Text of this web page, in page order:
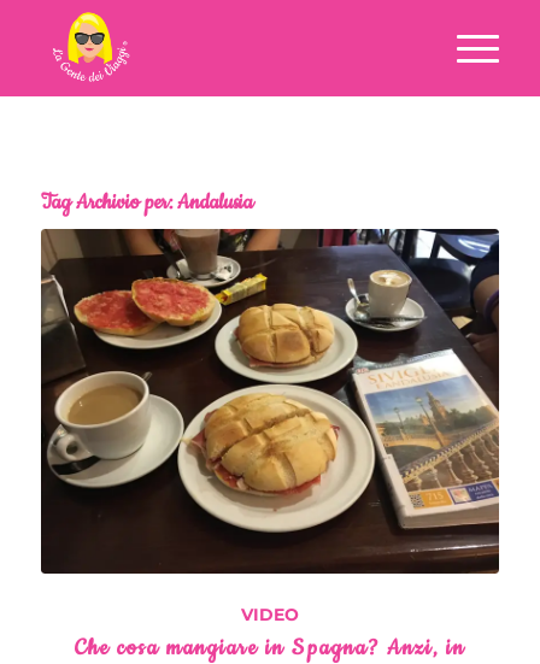
Tag Archivio per:Andalusia
VIDEO
Che cosa mangiare in Spagna? Anzi, in